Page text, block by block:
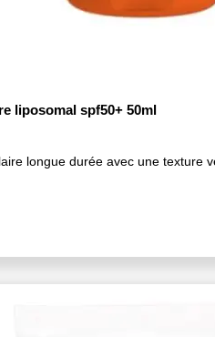
liposomal spf50+ 50ml
longue durée avec une texture